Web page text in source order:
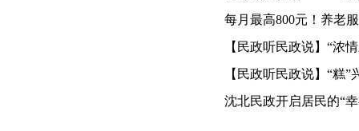
每月最高800元！养老
【民政听民政说】“浓
【民政听民政说】“糕
沈北民政开启居民的“